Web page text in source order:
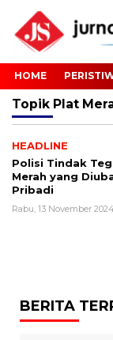
HOME
Topik Plat
HEADLINE
Polisi Tindak
Merah yang
Pribadi
Rabu, 13 November
BERITA